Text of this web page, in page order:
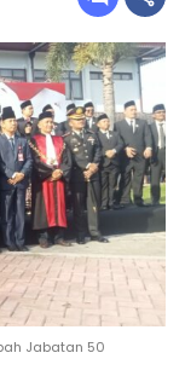
Jabatan 50